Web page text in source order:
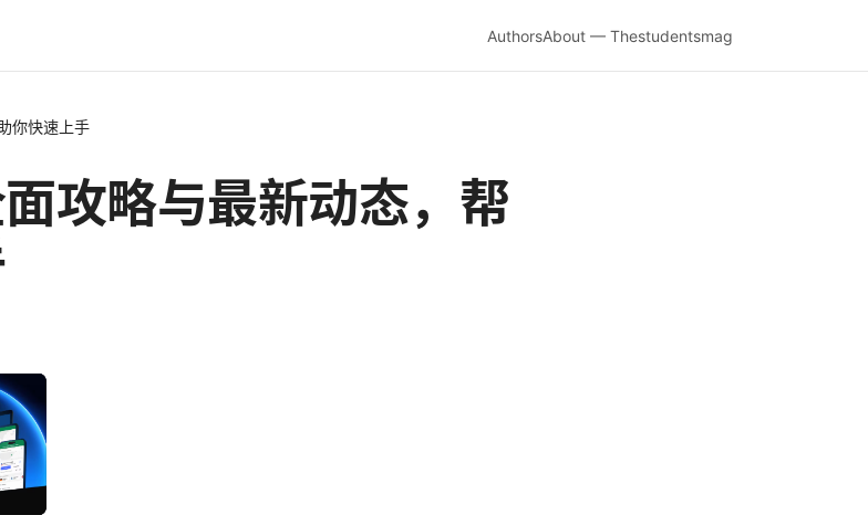
AuthorsAbout — Thestudentsmag
你快速上手
攻略与最新动态，帮